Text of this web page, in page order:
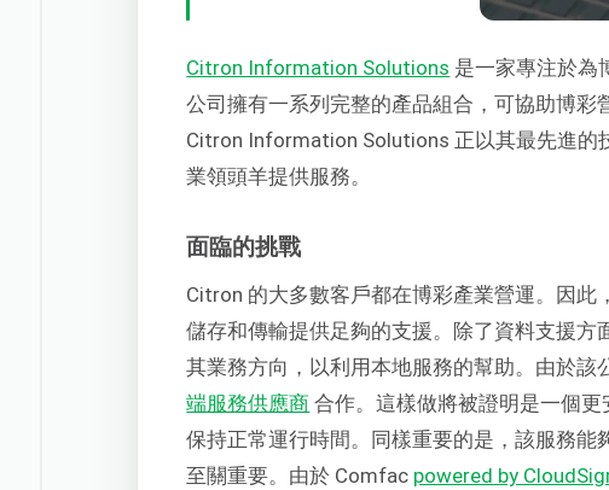
Citron Information Solutions 是一家專注於為
公司擁有一系列完整的產品組合，可協助博彩
Citron Information Solutions 正以其最先進的
業領頭羊提供服務。
面臨的挑戰
Citron 的大多數客戶都在博彩產業營運。因
儲存和傳輸提供足夠的支援。除了資料支援
其業務方向，以利用本地服務的幫助。由於
端服務供應商 合作。這樣做將被證明是一個
保持正常運行時間。同樣重要的是，該服務
至關重要。由於 Comfac powered by